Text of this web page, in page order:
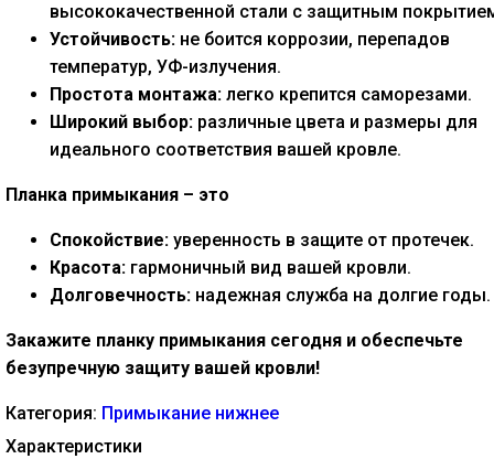
высококачественной стали с защитным
Устойчивость: не боится коррозии, перепадов
температур, УФ-излучения.
Простота монтажа: легко крепится саморезами.
Широкий выбор: различные цвета и размеры для
идеального соответствия вашей кровле.
Планка примыкания – это
Спокойствие: уверенность в защите от протечек.
Красота: гармоничный вид вашей кровли.
Долговечность: надежная служба на долгие годы.
Закажите планку примыкания сегодня и обеспечьте
безупречную защиту вашей кровли!
Категория: Примыкание нижнее
Характеристики